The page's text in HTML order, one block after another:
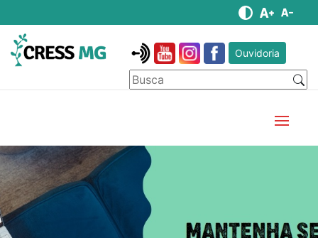
Ouvidoria